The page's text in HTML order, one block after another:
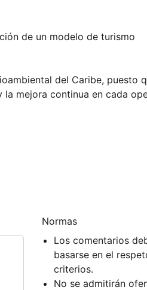
de un modelo de turismo
del Caribe, puesto
mejora continua en cada
Normas
Los comentarios
basarse en el
criterios.
No se admitirán